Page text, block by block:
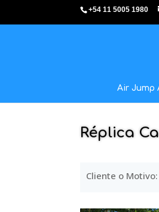
+54 11 5005 1980
Air Jump
Réplica
Cliente o